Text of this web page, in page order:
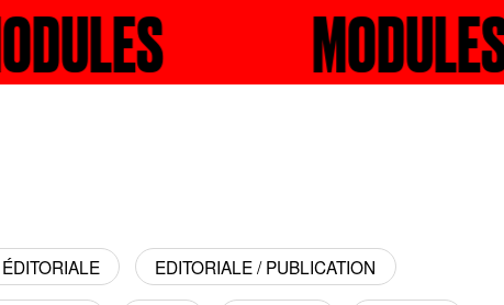
MODULESRECHERCHER
ÉDITORIALE EDITORIALE / PUBLICATION